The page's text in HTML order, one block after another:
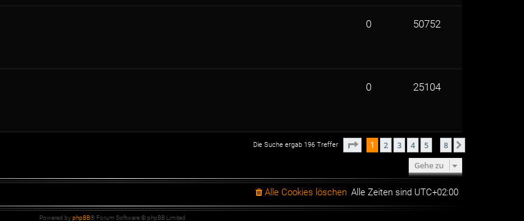
0 50752
0 25104
Die Suche ergab 196 Treffer Seite von8
1 2 3 4 5 8
Gehe zu
Alle Zeiten sind UTC+02:00
Alle Cookies löschen
Powered byphpBB® Forum Software © phpBB Limited